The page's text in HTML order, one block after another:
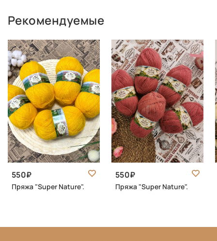
Рекомендуемые
550
Пряжа "Super Nature".
550
Пряжа "Super Nature".